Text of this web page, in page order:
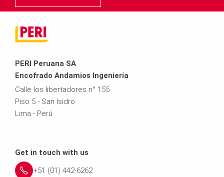
PERI Peruana SA
Encofrado Andamios Ingeniería
Calle los libertadores n° 155
Piso 5 - San Isidro
Lima - Perú
Get in touch with us
+51 (01) 442-6262